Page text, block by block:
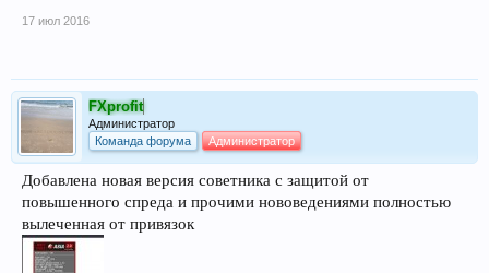
17 июл 2016
FXprofit
Администратор
Команда форума
Администратор
Добавлена новая версия советника с защитой от
повышенного спреда и прочими нововедениями полностью
вылеченная от привязок